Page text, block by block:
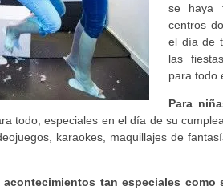
se haya
centros
el día de
las
para todo
Para
todo, especiales en el día de su
karaokes, maquillajes de
tan especiales como